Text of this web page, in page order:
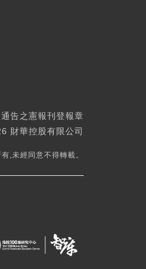
告之憲報刊登報章
財華控股有限公司
,未經同意不得轉載。